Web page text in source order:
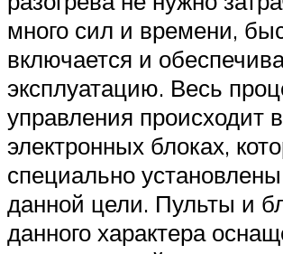
много сил и времени,
включается и
эксплуатацию. Весь
управления происходит в
электронных блоках,
специально
данной цели. Пульты и
данного характера